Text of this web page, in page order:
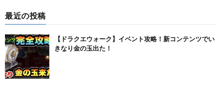
最近の投稿
【ドラクエウォーク】イベント攻略！新コンテンツでい
きなり金の玉出た！